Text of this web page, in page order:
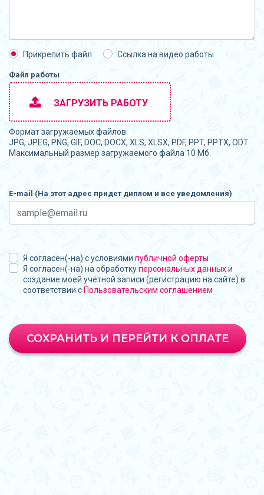
Прикрепить файл Ссылка на видео работы
Файл работы
ЗАГРУЗИТЬ РАБОТУ
Формат загружаемых файлов:
JPG, JPEG, PNG, GIF, DOC, DOCX, XLS, XLSX, PDF, PPT, PPTX, ODT
Максимальный размер загружаемого файла 10 Мб.
E-mail (На этот адрес придет диплом и все уведомления)
Я согласен(-на) с условиями публичной оферты
Я согласен(-на) на обработкуперсональных данныхи
создание моей учётной записи (регистрацию на сайте) в
соответствии с Пользовательским соглашением
СОХРАНИТЬ И ПЕРЕЙТИ К ОПЛАТЕ